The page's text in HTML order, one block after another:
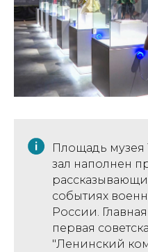
Площадь музея
зал наполнен
событиях
России.
первая
"Ленинский